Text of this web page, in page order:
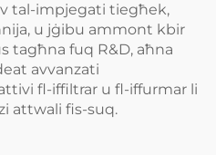
tal-impjegati tiegħek,
u jġibu ammont kbir
tagħna fuq R&D, aħna
avvanzati
fl-iffiltrar u fl-iffurmar li
attwali fis-suq.